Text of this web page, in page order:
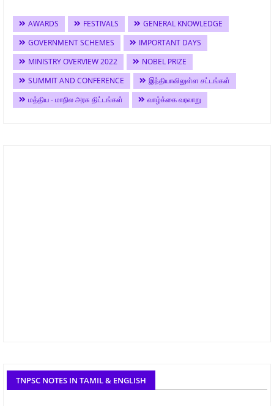
AWARDS FESTIVALS
GENERAL KNOWLEDGE
GOVERNMENT SCHEMES
IMPORTANT DAYS
MINISTRY OVERVIEW 2022
NOBEL PRIZE
SUMMIT AND CONFERENCE
இந்தியாவிலுள்ள சட்டங்கள்
மத்திய - மாநில அரசு திட்டங்கள்
வாழ்க்கை வரலாறு
TNPSC NOTES IN TAMIL & ENGLISH